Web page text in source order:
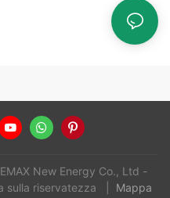
New Energy Co., Ltd -
sulla riservatezza
Mappa